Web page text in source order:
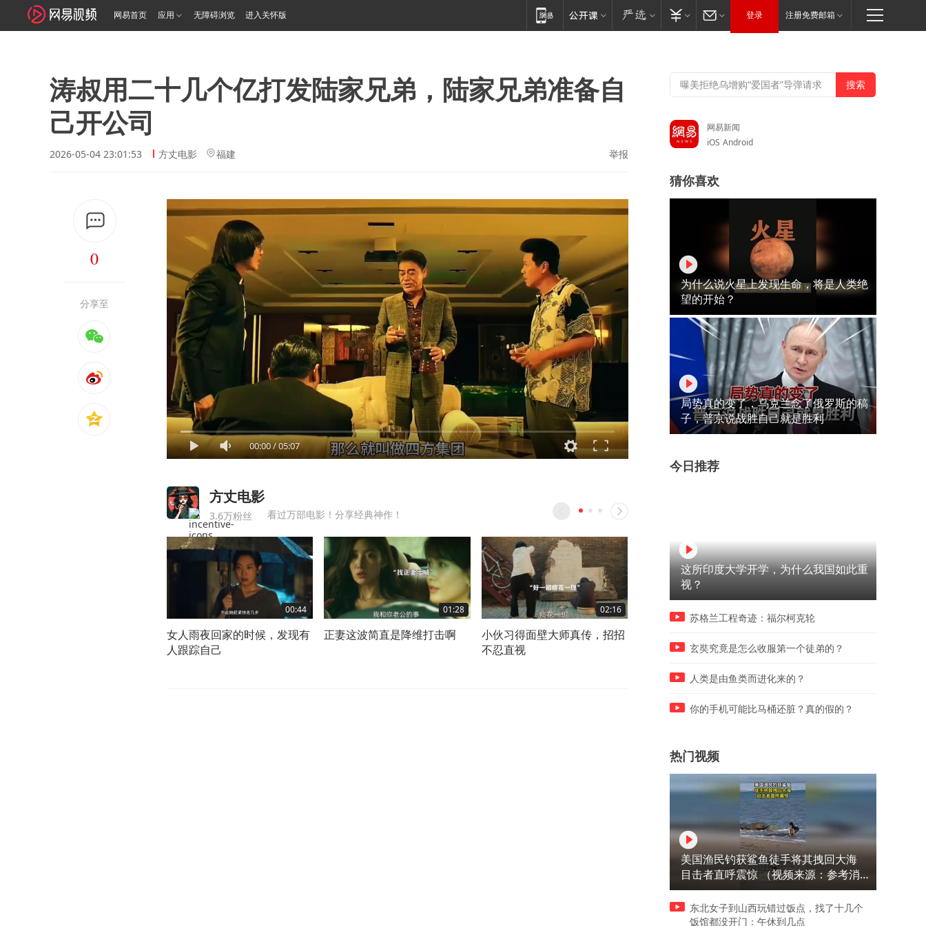
网易首页 应用 无障碍浏览 进入关怀版 登录 注册免费邮箱
涛叔用二十几个亿打发陆家兄弟，陆家兄弟准备自
己开公司
2026-05-04 23:01:53 方丈电影 福建 举报
0
分享至
00:00/05:07
方丈电影
3.6万粉丝 看过万部电影！分享经典神作！
00:44
女人雨夜回家的时候，发现有
人跟踪自己
01:28
正妻这波简直是降维打击啊
02:16
小伙习得面壁大师真传，招招
不忍直视
清的凶手终于全部落网
想到是凶宅
网易新闻
iOS Android
猜你喜欢
为什么说火星上发现生命，将是人类绝
望的开始？
局势真的变了，乌克兰念了俄罗斯的稿
子，普京说战胜自己就是胜利
今日推荐
这所印度大学开学，为什么我国如此重
视？
苏格兰工程奇迹：福尔柯克轮
玄奘究竟是怎么收服第一个徒弟的？
人类是由鱼类而进化来的？
你的手机可能比马桶还脏？真的假的？
热门视频
美国渔民钓获鲨鱼徒手将其拽回大海
目击者直呼震惊 （视频来源：参考消
息）
东北女子到山西玩错过饭点，找了十几个
饭馆都没开门：午休到几点